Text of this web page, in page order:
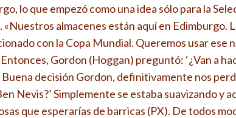
lo que empezó como una idea sólo para la
«Nuestros almacenes están aquí en Edimburgo.
con la Copa Mundial. Queremos usar ese
Gordon (Hoggan) preguntó: ‘¿Van a
decisión Gordon, definitivamente nos
Nevis?’ Simplemente se estaba suavizando y
que esperarías de barricas (PX). De todos